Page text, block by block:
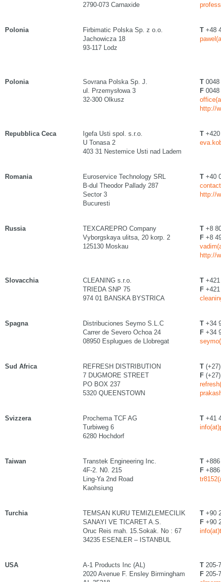
2790-073 Carnaxide
Polonia
Firbimatic Polska Sp. z o.o.
Jachowicza 18
93-117 Lodz
T +48
Polonia
Sovrana Polska Sp. J.
ul. Przemysłowa 3
32-300 Olkusz
T
F
http://
Repubblica Ceca
Igefa Usti spol. s.r.o.
U Tonasa 2
403 31 Nestemice Usti nad Ladem
T
Romania
Euroservice Technology SRL
B-dul Theodor Pallady 287
Sector 3
Bucuresti
T +40
http://
Russia
TEXCAREPRO Company
Vyborgskaya ulitsa, 20 korp. 2
125130 Moskau
T +8
F +8
http://
Slovacchia
CLEANING s.r.o.
TRIEDA SNP 75
974 01 BANSKA BYSTRICA
T
F
Spagna
Distribuciones Seymo S.L.C
Carrer de Severo Ochoa 24
08950 Esplugues de Llobregat
T +34
F +34
Sud Africa
REFRESH DISTRIBUTION
7 DUGMORE STREET
PO BOX 237
5320 QUEENSTOWN
T
F
Svizzera
Prochema TCF AG
Turbiweg 6
6280 Hochdorf
T +41
Taiwan
Transtek Engineering Inc.
4F-2. N0. 215
Ling-Ya 2nd Road
Kaohsiung
T
F
Turchia
TEMSAN KURU TEMIZLEMECILIK
SANAYI VE TICARET A.S.
Oruc Reis mah. 15.Sokak. No : 67
34235 ESENLER – ISTANBUL
T +90
F +90
USA
A-1 Products Inc (AL)
2020 Avenue F. Ensley Birmingham
T 205-
F 205-